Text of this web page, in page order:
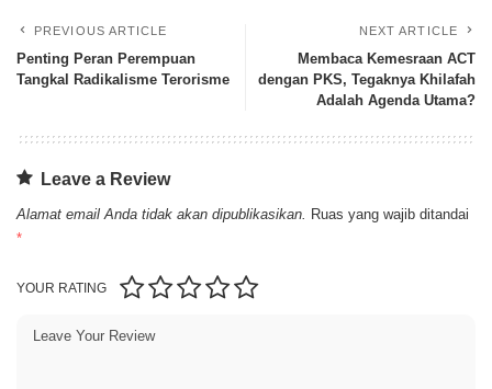
PREVIOUS ARTICLE
Penting Peran Perempuan
Tangkal Radikalisme Terorisme
NEXT ARTICLE
Membaca Kemesraan ACT
dengan PKS, Tegaknya Khilafah
Adalah Agenda Utama?
Leave a Review
Alamat email Anda tidak akan dipublikasikan. Ruas yang wajib ditandai
*
YOUR RATING